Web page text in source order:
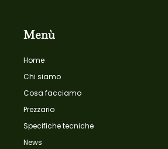
Menù
Home
Chi siamo
Cosa facciamo
Prezzario
Specifiche tecniche
News